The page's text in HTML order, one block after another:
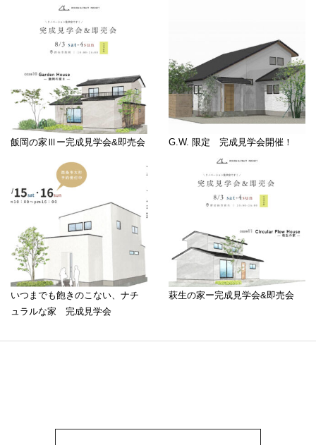
飯岡の家Ⅲー完成見学会&即売会 G.W. 限定 完成見学会開催！
いつまでも飽きのこない、ナチ
ュラルな家 完成見学会
萩生の家ー完成見学会&即売会